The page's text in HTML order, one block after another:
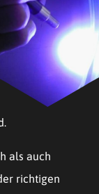
als auch
richtigen